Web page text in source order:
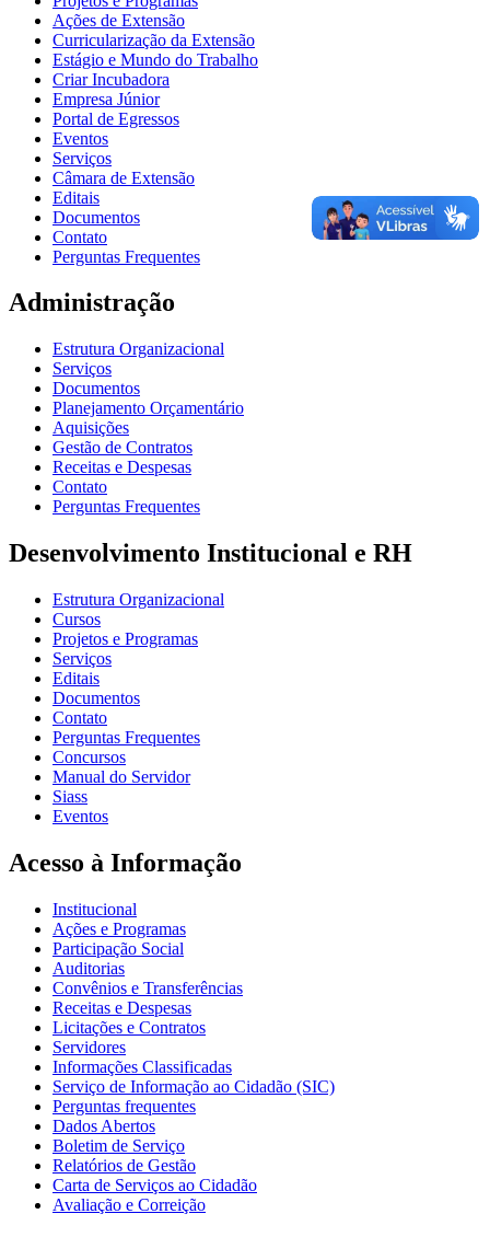
Ações de Extensão
Curricularização da Extensão
Estágio e Mundo do Trabalho
Criar Incubadora
Empresa Júnior
Portal de Egressos
Eventos
Serviços
Câmara de Extensão
Editais
Documentos
Contato
Perguntas Frequentes
Administração
Estrutura Organizacional
Serviços
Documentos
Planejamento Orçamentário
Aquisições
Gestão de Contratos
Receitas e Despesas
Contato
Perguntas Frequentes
Desenvolvimento Institucional e RH
Estrutura Organizacional
Cursos
Projetos e Programas
Serviços
Editais
Documentos
Contato
Perguntas Frequentes
Concursos
Manual do Servidor
Siass
Eventos
Acesso à Informação
Institucional
Ações e Programas
Participação Social
Auditorias
Convênios e Transferências
Receitas e Despesas
Licitações e Contratos
Servidores
Informações Classificadas
Serviço de Informação ao Cidadão (SIC)
Perguntas frequentes
Dados Abertos
Boletim de Serviço
Relatórios de Gestão
Carta de Serviços ao Cidadão
Avaliação e Correição